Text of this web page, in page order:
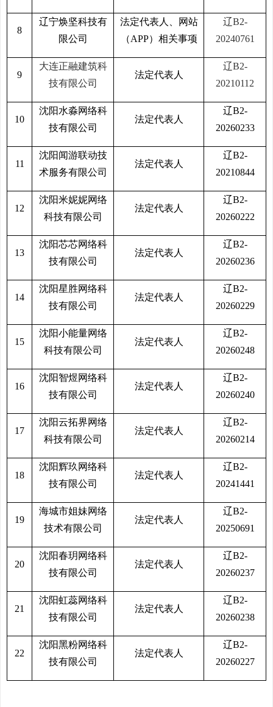
8
辽宁焕坚科技有
限公司
法定代表人、网站
（APP）相关事项
辽B2-
20240761
9
大连正融建筑科
技有限公司
法定代表人
辽B2-
20210112
10
沈阳水淼网络科
技有限公司
法定代表人
辽B2-
20260233
11
沈阳闻游联动技
术服务有限公司
法定代表人
辽B2-
20210844
12
沈阳米妮妮网络
科技有限公司
法定代表人
辽B2-
20260222
13
沈阳芯芯网络科
技有限公司
法定代表人
辽B2-
20260236
14
沈阳星胜网络科
技有限公司
法定代表人
辽B2-
20260229
15
沈阳小能量网络
科技有限公司
法定代表人
辽B2-
20260248
16
沈阳智煜网络科
技有限公司
法定代表人
辽B2-
20260240
17
沈阳云拓界网络
科技有限公司
法定代表人
辽B2-
20260214
18
沈阳辉玖网络科
技有限公司
法定代表人
辽B2-
20241441
19
海城市姐妹网络
技术有限公司
法定代表人
辽B2-
20250691
20
沈阳春玥网络科
技有限公司
法定代表人
辽B2-
20260237
21
沈阳虹蕊网络科
技有限公司
法定代表人
辽B2-
20260238
22
沈阳黑粉网络科
技有限公司
法定代表人
辽B2-
20260227